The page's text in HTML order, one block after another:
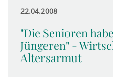
22.04.2008
"Die Senioren
Jüngeren" -
Altersarmut